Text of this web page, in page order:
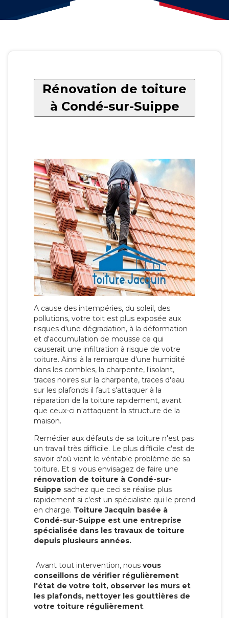
Rénovation de toiture
à Condé-sur-Suippe
A cause des intempéries, du soleil, des
pollutions, votre toit est plus exposée aux
risques d'une dégradation, à la déformation
et d'accumulation de mousse ce qui
causerait une infiltration à risque de votre
toiture. Ainsi à la remarque d'une humidité
dans les combles, la charpente, l'isolant,
traces noires sur la charpente, traces d'eau
sur les plafonds il faut s'attaquer à la
réparation de la toiture rapidement, avant
que ceux-ci n'attaquent la structure de la
maison.
Remédier aux défauts de sa toiture n'est pas
un travail très difficile. Le plus difficile c'est de
savoir d'où vient le véritable problème de sa
toiture. Et si vous envisagez de faire une
rénovation de toiture à Condé-sur-
Suippe sachez que ceci se réalise plus
rapidement si c'est un spécialiste qui le prend
en charge. Toiture Jacquin basée à
Condé-sur-Suippe est une entreprise
spécialisée dans les travaux de toiture
depuis plusieurs années.
Avant tout intervention, nous vous
conseillons de vérifier régulièrement
l'état de votre toit, observer les murs et
les plafonds, nettoyer les gouttières de
votre toiture régulièrement.